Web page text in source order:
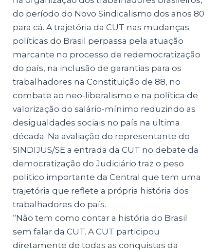
do período do Novo Sindicalismo dos anos 80
para cá. A trajetória da CUT nas mudanças
políticas do Brasil perpassa pela atuação
marcante no processo de redemocratização
do país, na inclusão de garantias para os
trabalhadores na Constituição de 88, no
combate ao neo-liberalismo e na política de
valorização do salário-mínimo reduzindo as
desigualdades sociais no país na ultima
década. Na avaliação do representante do
SINDIJUS/SE a entrada da CUT no debate da
democratização do Judiciário traz o peso
político importante da Central que tem uma
trajetória que reflete a própria história dos
trabalhadores do país.
“Não tem como contar a história do Brasil
sem falar da CUT. A CUT participou
diretamente de todas as conquistas da